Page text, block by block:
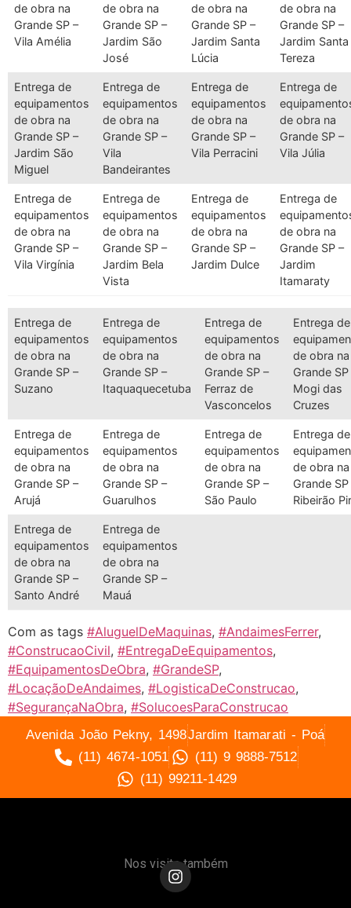
de obra na
Grande SP –
Vila Amélia
de obra na
Grande SP –
Jardim São
José
de obra na
Grande SP –
Jardim Santa
Lúcia
de obra na
Grande SP –
Jardim Santa
Tereza
Entrega de
equipamentos
de obra na
Grande SP –
Jardim São
Miguel
Entrega de
equipamentos
de obra na
Grande SP –
Vila
Bandeirantes
Entrega de
equipamentos
de obra na
Grande SP –
Vila Perracini
Entrega de
de obra na
Grande SP –
Vila Júlia
Entrega de
equipamentos
de obra na
Grande SP –
Vila Virgínia
Entrega de
equipamentos
de obra na
Grande SP –
Jardim Bela
Vista
Entrega de
equipamentos
de obra na
Grande SP –
Jardim Dulce
Entrega de
de obra na
Grande SP –
Jardim
Itamaraty
Entrega de
equipamentos
de obra na
Grande SP –
Suzano
Entrega de
equipamentos
de obra na
Grande SP –
Itaquaquecetuba
Entrega de
equipamentos
de obra na
Grande SP –
Ferraz de
Vasconcelos
Entrega de
de obra na
Grande SP
Mogi das
Cruzes
Entrega de
equipamentos
de obra na
Grande SP –
Arujá
Entrega de
equipamentos
de obra na
Grande SP –
Guarulhos
Entrega de
equipamentos
de obra na
Grande SP –
São Paulo
Entrega de
de obra na
Grande SP
Ribeirão
Entrega de
equipamentos
de obra na
Grande SP –
Santo André
Entrega de
equipamentos
de obra na
Grande SP –
Mauá
Com as tags #AluguelDeMaquinas, #AndaimesFerrer,
#ConstrucaoCivil, #EntregaDeEquipamentos,
#EquipamentosDeObra, #GrandeSP,
#LocaçãoDeAndaimes, #LogisticaDeConstrucao,
#SegurançaNaObra, #SolucoesParaConstrucao
Avenida João Pekny, 1498Jardim Itamarati - Poá
(11) 4674-1051
(11) 9 9888-7512
(11) 99211-1429
Nos visite também